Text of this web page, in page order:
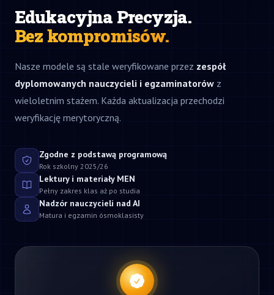
Edukacyjna Precyzja.
Bez kompromisów.
Nasze modele są stale weryfikowane przez zespół
dyplomowanych nauczycieli i egzaminatorów z
wieloletnim stażem. Każda aktualizacja przechodzi
weryfikację merytoryczną.
Zgodne z podstawą programową
Rok szkolny 2025/26
Lektury i materiały MEN
Pełny zakres klas aż po studia
Nadzór nauczycieli nad AI
Matura i egzamin ósmoklasisty